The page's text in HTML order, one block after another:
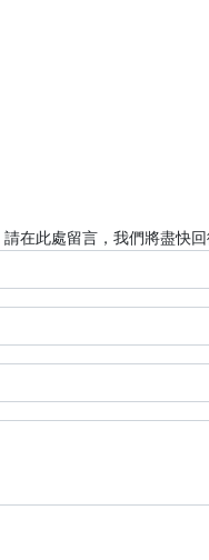
在此處留言，我們將盡快回